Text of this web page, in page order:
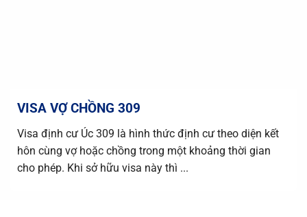
VISA VỢ CHỒNG 309
Visa định cư Úc 309 là hình thức định cư theo diện kết
hôn cùng vợ hoặc chồng trong một khoảng thời gian
cho phép. Khi sở hữu visa này thì ...